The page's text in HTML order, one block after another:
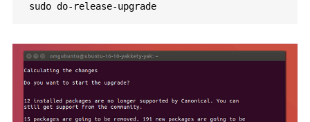
sudo do-release-upgrade